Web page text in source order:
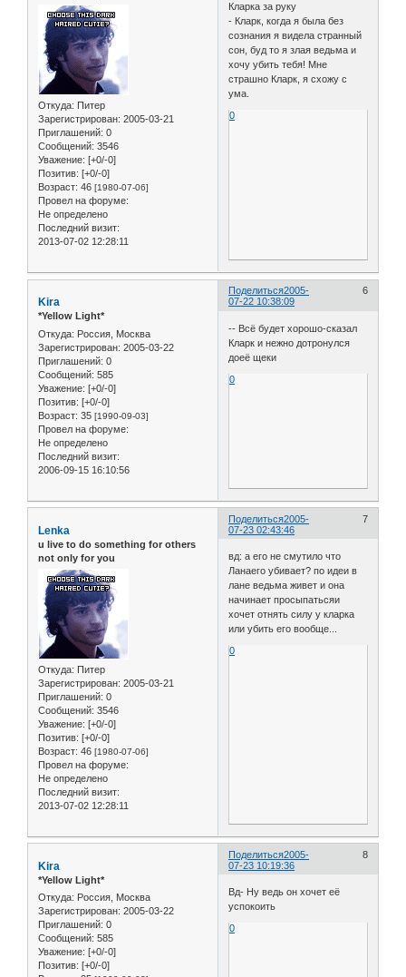
Откуда: Питер
Зарегистрирован: 2005-03-21
Приглашений: 0
Сообщений: 3546
Уважение: [+0/-0]
Позитив: [+0/-0]
Возраст: 46 [1980-07-06]
Провел на форуме:
Не определено
Последний визит:
2013-07-02 12:28:11
Кларка за руку
- Кларк, когда я была без
сознания я видела странный
сон, буд то я злая ведьма и
хочу убить тебя! Мне
страшно Кларк, я схожу с
ума.
0
Поделиться 6
2005-
07-22 10:38:09
Kira
*Yellow Light*
Откуда: Россия, Москва
Зарегистрирован: 2005-03-22
Приглашений: 0
Сообщений: 585
Уважение: [+0/-0]
Позитив: [+0/-0]
Возраст: 35 [1990-09-03]
Провел на форуме:
Не определено
Последний визит:
2006-09-15 16:10:56
-- Всё будет хорошо-сказал
Кларк и нежно дотронулся
доеё щеки
0
Поделиться 7
2005-
07-23 02:43:46
Lenka
u live to do something for others
not only for you
Откуда: Питер
Зарегистрирован: 2005-03-21
Приглашений: 0
Сообщений: 3546
Уважение: [+0/-0]
Позитив: [+0/-0]
Возраст: 46 [1980-07-06]
Провел на форуме:
Не определено
Последний визит:
2013-07-02 12:28:11
вд: а его не смутило что
Ланаего убивает? по идеи в
лане ведьма живет и она
начинает просыпатьсяи
хочет отнять силу у кларка
или убить его вообще...
0
Поделиться 8
2005-
07-23 10:19:36
Kira
*Yellow Light*
Откуда: Россия, Москва
Зарегистрирован: 2005-03-22
Приглашений: 0
Сообщений: 585
Уважение: [+0/-0]
Позитив: [+0/-0]
Вд- Ну ведь он хочет её
успокоить
0